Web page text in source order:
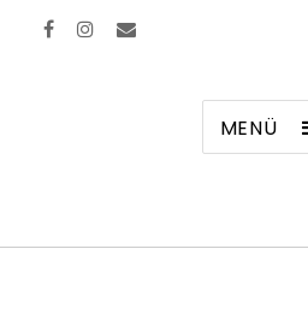
MENÜ